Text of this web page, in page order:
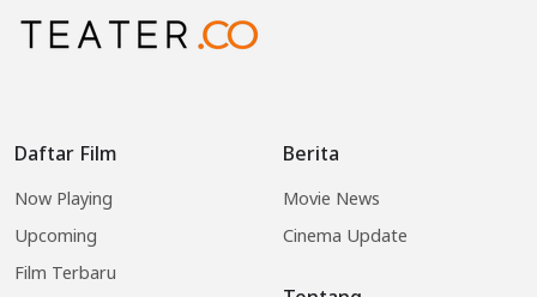
Daftar Film
Now Playing
Upcoming
Film Terbaru
Berita
Movie News
Cinema Update